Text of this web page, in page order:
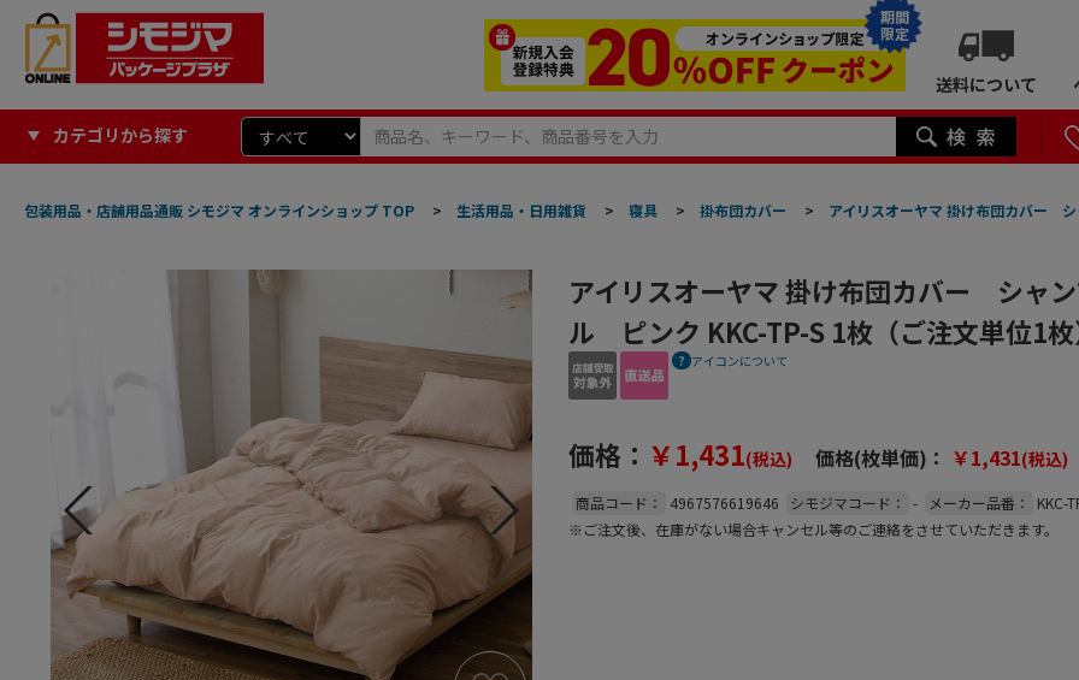
期間
限定
送料について
カテゴリから探す
包装用品・店舗用品通販 シモジマ オンラインショップ TOP > 生活用品・日用雑貨 > 寝具 > 掛布団カバー > アイリスオーヤマ 掛け布団カバー
アイリスオーヤマ 掛け布団カバー シャ
ル ピンク KKC-TP-S 1枚（ご注文単位1枚
アイコンについて
価格： ￥1,431(税込) 価格(枚単価)： ￥1,431(税込)
商品コード： 4967576619646 シモジマコード： - メーカー品番：
KKC-
※ご注文後、在庫がない場合キャンセル等のご連絡をさせていただきます。